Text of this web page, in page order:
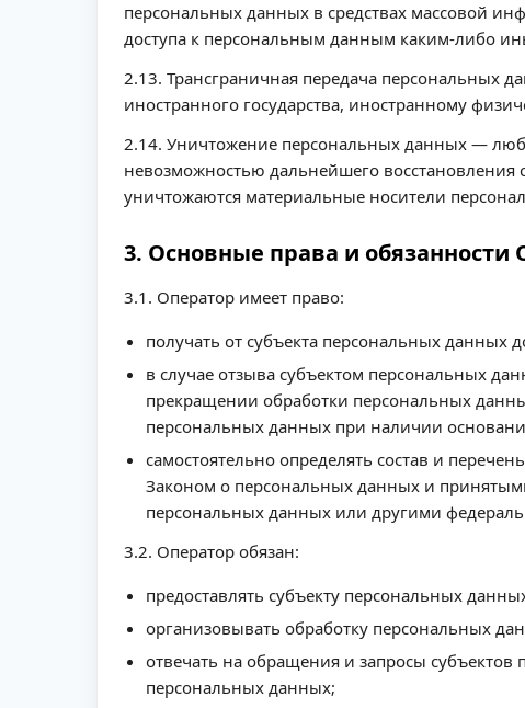
персональных данных в средствах массовой
доступа к персональным данным каким-либо
2.13. Трансграничная передача персональных
иностранного государства, иностранному
2.14. Уничтожение персональных данных —
невозможностью дальнейшего
уничтожаются материальные носители
3. Основные права и обязанности
3.1. Оператор имеет право:
получать от субъекта персональных
в случае отзыва субъектом персональных
прекращении обработки персональных
персональных данных при наличии
самостоятельно определять состав и
Законом о персональных данных и
персональных данных или другими
3.2. Оператор обязан:
предоставлять субъекту персональных
организовывать обработку персональных
отвечать на обращения и запросы
персональных данных;